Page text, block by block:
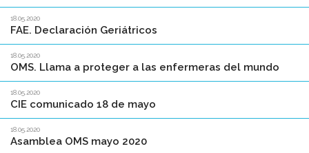
18.05.2020
FAE. Declaración Geriátricos
18.05.2020
OMS. Llama a proteger a las enfermeras del mundo
18.05.2020
CIE comunicado 18 de mayo
18.05.2020
Asamblea OMS mayo 2020